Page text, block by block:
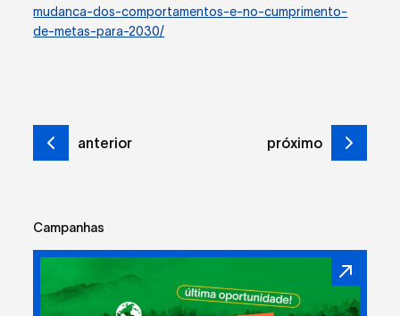
mudanca-dos-comportamentos-e-no-cumprimento-
de-metas-para-2030/
anterior próximo
Campanhas